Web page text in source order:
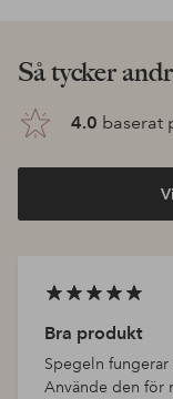
Så tycker
4.0 baserat
Bra produkt
Spegeln fungerar
Använde den för